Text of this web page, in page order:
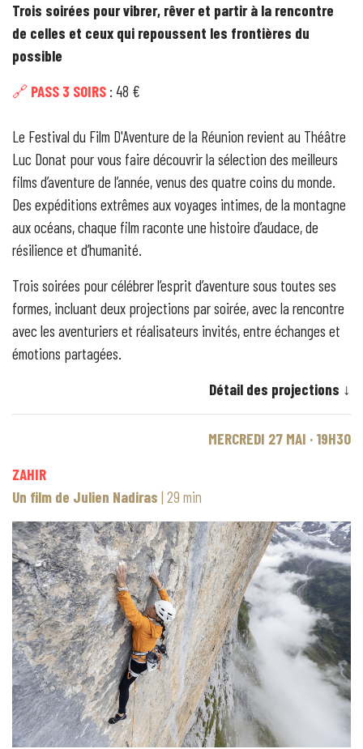
Trois soirées pour vibrer, rêver et partir à la rencontre
de celles et ceux qui repoussent les frontières du
possible
🔗 PASS 3 SOIRS : 48 €
Le Festival du Film D'Aventure de la Réunion revient au Théâtre
Luc Donat pour vous faire découvrir la sélection des meilleurs
films d’aventure de l’année, venus des quatre coins du monde.
Des expéditions extrêmes aux voyages intimes, de la montagne
aux océans, chaque film raconte une histoire d’audace, de
résilience et d’humanité.
Trois soirées pour célébrer l’esprit d’aventure sous toutes ses
formes, incluant deux projections par soirée, avec la rencontre
avec les aventuriers et réalisateurs invités, entre échanges et
émotions partagées.
Détail des projections ↓
MERCREDI 27 MAI · 19H30
ZAHIR
Un film de Julien Nadiras | 29 min